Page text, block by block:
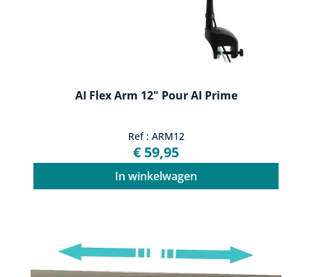
AI Flex Arm 12" Pour AI Prime
Ref : ARM12
€ 59,95
In winkelwagen